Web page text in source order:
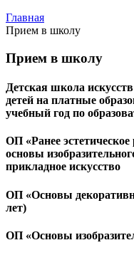
Главная
Прием в школу
Прием в школу
Детская школа
детей на платные
учебный год по
ОП «Ранее
основы
прикладное искусство
ОП «Основы
лет)
ОП «Основы